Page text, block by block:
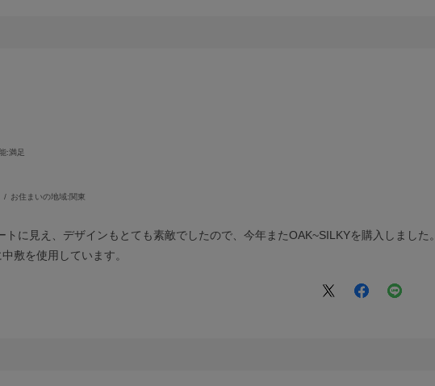
:満足
お住まいの地域:関東
に見え、デザインもとても素敵でしたので、今年またOAK~SILKYを購入しました。
敷を使用しています。